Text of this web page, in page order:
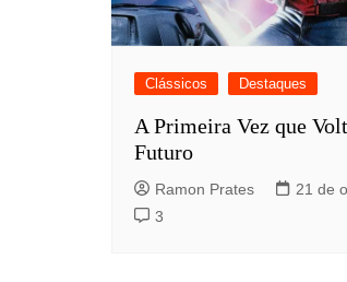
Clássicos Destaques
A Primeira Vez que
Futuro
Ramon Prates
21 de
3